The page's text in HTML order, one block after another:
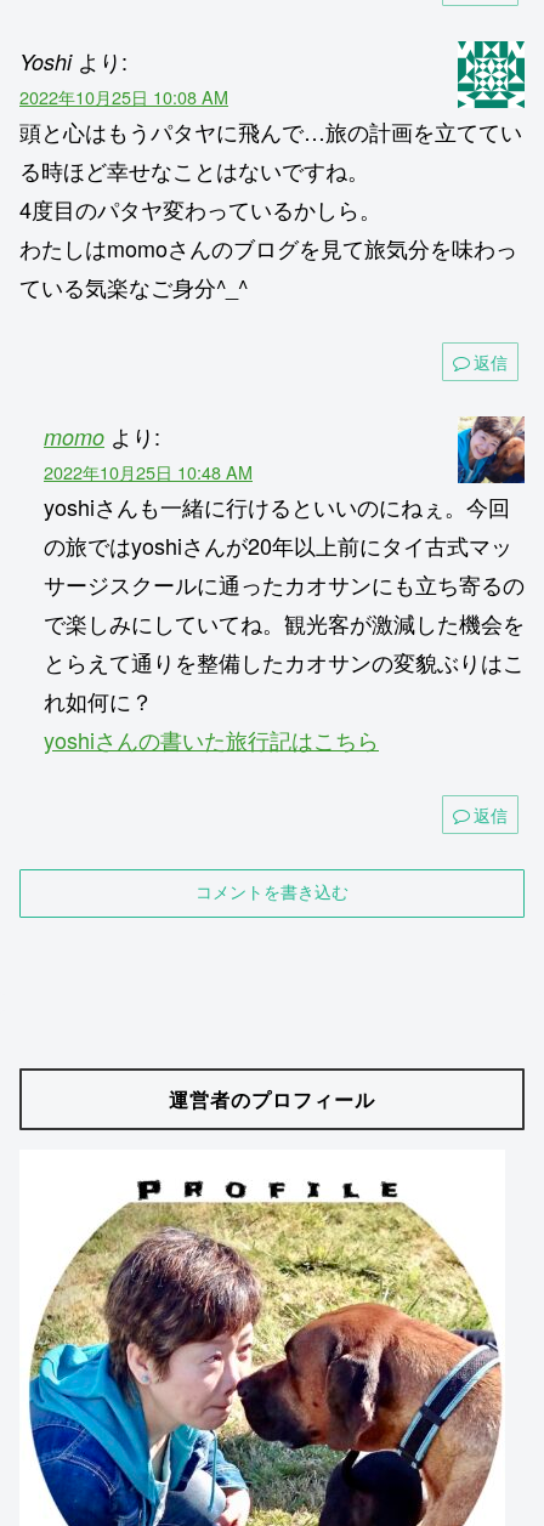
Yoshi より:
2022年10月25日 10:08 AM
頭と心はもうパタヤに飛んで…旅の計画を立ててい
る時ほど幸せなことはないですね。
4度目のパタヤ変わっているかしら。
わたしはmomoさんのブログを見て旅気分を味わっ
ている気楽なご身分^_^
返信
momo より:
2022年10月25日 10:48 AM
yoshiさんも一緒に行けるといいのにねぇ。今回
の旅ではyoshiさんが20年以上前にタイ古式マッ
サージスクールに通ったカオサンにも立ち寄るの
で楽しみにしていてね。観光客が激減した機会を
とらえて通りを整備したカオサンの変貌ぶりはこ
れ如何に？
yoshiさんの書いた旅行記はこちら
返信
コメントを書き込む
運営者のプロフィール